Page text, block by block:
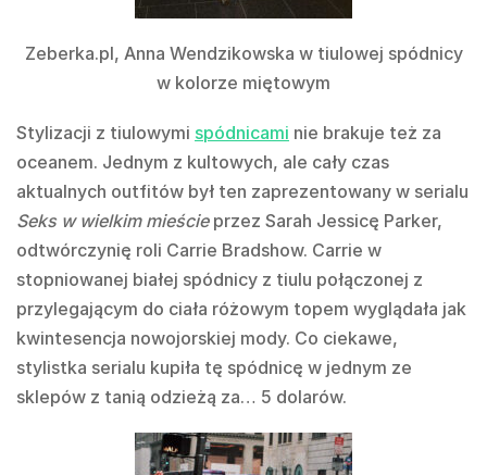
Zeberka.pl, Anna Wendzikowska w tiulowej spódnicy
w kolorze miętowym
Stylizacji z tiulowymi spódnicami nie brakuje też za
oceanem. Jednym z kultowych, ale cały czas
aktualnych outfitów był ten zaprezentowany w serialu
Seks w wielkim mieścieprzez Sarah Jessicę Parker,
odtwórczynię roli Carrie Bradshow. Carrie w
stopniowanej białej spódnicy z tiulu połączonej z
przylegającym do ciała różowym topem wyglądała jak
kwintesencja nowojorskiej mody. Co ciekawe,
stylistka serialu kupiła tę spódnicę w jednym ze
sklepów z tanią odzieżą za… 5 dolarów.